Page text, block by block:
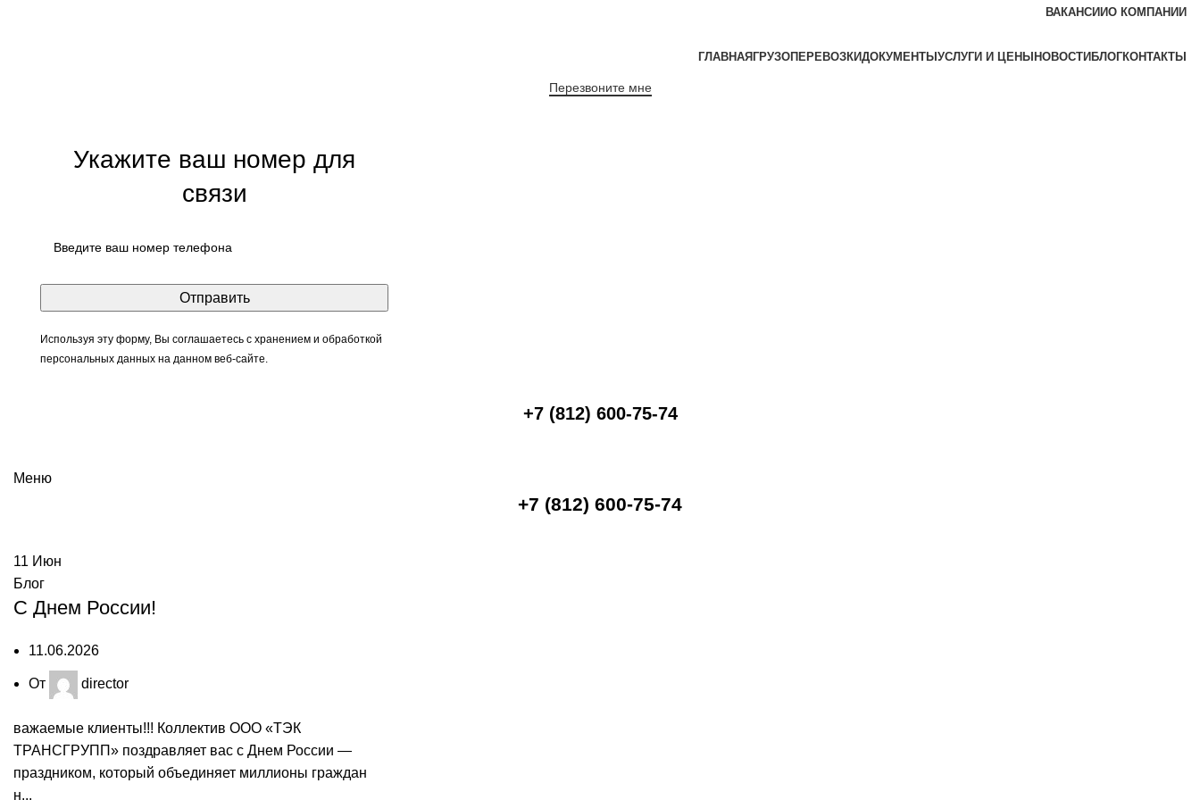
ВАКАНСИИO КОМПАНИИ
ГЛАВНАЯ ГРУЗОПЕРЕВОЗКИДОКУМЕНТЫ УСЛУГИ И ЦЕНЫ НОВОСТИ БЛОГКОНТАКТЫ
Перезвоните мне
Укажите ваш номер для
связи
Используя эту форму, Вы соглашаетесь с хранением и обработкой
персональных данных на данном веб-сайте.
+7 (812) 600-75-74
Меню
+7 (812) 600-75-74
11 Июн
Блог
С Днем России!
11.06.2026
От director
важаемые клиенты!!! Коллектив ООО «ТЭК
ТРАНСГРУПП» поздравляет вас с Днем России —
праздником, который объединяет миллионы граждан
н...